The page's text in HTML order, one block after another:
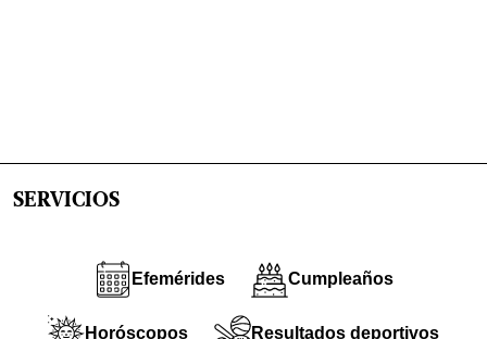
SERVICIOS
Efemérides Cumpleaños
Horóscopos Resultados deportivos